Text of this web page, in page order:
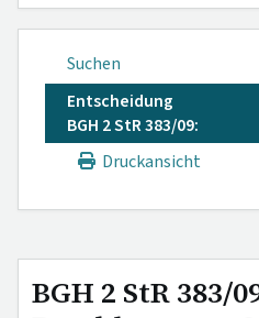
Suchen
Entscheidung
BGH 2 StR 383/09:
Druckansicht
BGH 2 StR 383/